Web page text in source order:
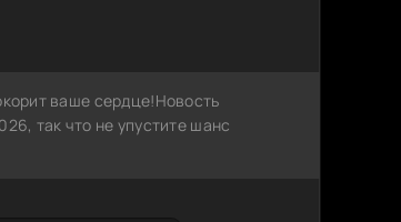
ваше сердце!Новость
так что не упустите шанс